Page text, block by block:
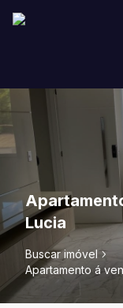
Lucia
Buscar imóvel
Apartamento á